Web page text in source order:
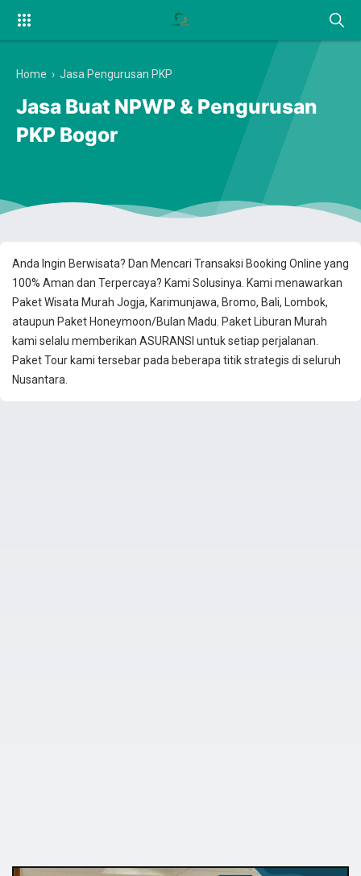
Anda Ingin Berwisata? Dan Mencari Transaksi Booking Online yang
100% Aman dan Terpercaya? Kami Solusinya. Kami menawarkan
Paket Wisata Murah Jogja, Karimunjawa, Bromo, Bali, Lombok,
ataupun Paket Honeymoon/Bulan Madu. Paket Liburan Murah
kami selalu memberikan ASURANSI untuk setiap perjalanan.
Paket Tour kami tersebar pada beberapa titik strategis di seluruh
Nusantara.
Home › Jasa Pengurusan PKP
Jasa Buat NPWP & Pengurusan
PKP Bogor